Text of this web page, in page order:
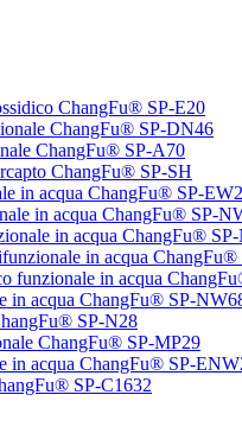
ChangFu® SP-E20
ChangFu® SP-DN46
ChangFu® SP-A70
ChangFu® SP-SH
in acqua ChangFu® SP-
in acqua ChangFu® SP-
in acqua ChangFu®
in acqua
funzionale in acqua
in acqua ChangFu® SP-
SP-N28
ChangFu® SP-MP29
in acqua ChangFu® SP-
SP-C1632